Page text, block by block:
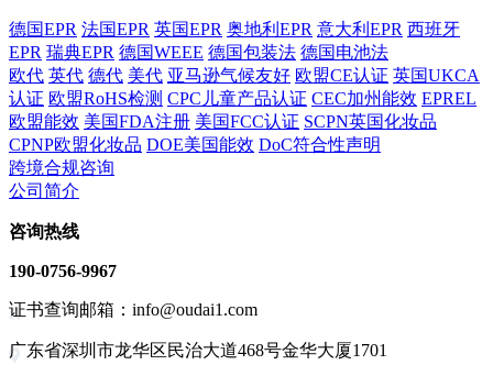
德国EPR 法国EPR 英国EPR 奥地利EPR 意大利EPR 西班牙
EPR 瑞典EPR 德国WEEE 德国包装法 德国电池法
欧代 英代 德代 美代 亚马逊气候友好 欧盟CE认证 英国UKCA
认证 欧盟RoHS检测 CPC儿童产品认证 CEC加州能效 EPREL
欧盟能效 美国FDA注册 美国FCC认证 SCPN英国化妆品
CPNP欧盟化妆品 DOE美国能效 DoC符合性声明
跨境合规咨询
公司简介
咨询热线
190-0756-9967
证书查询邮箱：info@oudai1.com
广东省深圳市龙华区民治大道468号金华大厦1701